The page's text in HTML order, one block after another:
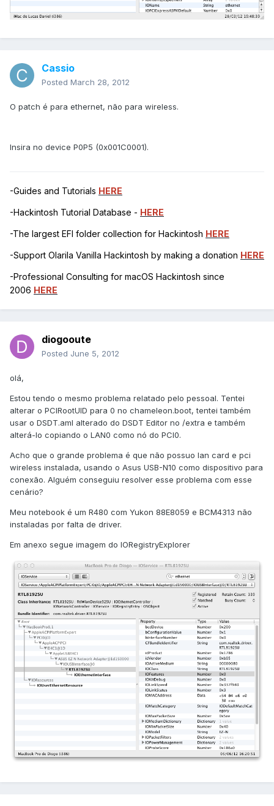
Cassio
Posted March 28, 2012
O patch é para ethernet, não para wireless.
Insira no device P0P5 (0x001C0001).
-Guides and Tutorials HERE
-Hackintosh Tutorial Database - HERE
-The largest EFI folder collection for Hackintosh HERE
-Support Olarila Vanilla Hackintosh by making a donation HERE
-Professional Consulting for macOS Hackintosh since
2006 HERE
diogooute
Posted June 5, 2012
olá,
Estou tendo o mesmo problema relatado pelo pessoal. Tentei
alterar o PCIRootUID para 0 no chameleon.boot, tentei também
usar o DSDT.aml alterado do DSDT Editor no /extra e também
alterá-lo copiando o LAN0 como nó do PCI0.
Acho que o grande problema é que não possuo lan card e pci
wireless instalada, usando o Asus USB-N10 como dispositivo para
conexão. Alguém conseguiu resolver esse problema com esse
cenário?
Meu notebook é um R480 com Yukon 88E8059 e BCM4313 não
instaladas por falta de driver.
Em anexo segue imagem do IORegistryExplorer